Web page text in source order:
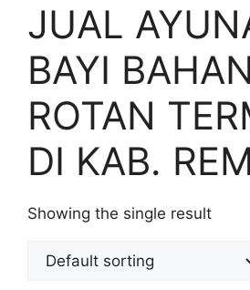
JUAL
BAYI
ROTAN
DI KAB.
Showing the single result